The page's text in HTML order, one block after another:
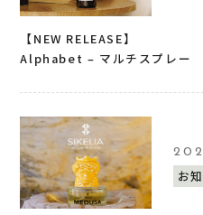
【NEW RELEASE】
Alphabet – マルチスプレー
お